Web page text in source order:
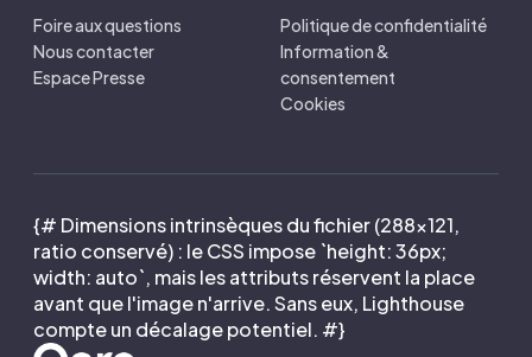
Foire aux questions
Nous contacter
Espace Presse
Politique de confidentialité
Information &
consentement
Cookies
{# Dimensions intrinsèques du fichier (288×121,
ratio conservé) : le CSS impose `height: 36px;
width: auto`, mais les attributs réservent la place
avant que l'image n'arrive. Sans eux, Lighthouse
compte un décalage potentiel. #}